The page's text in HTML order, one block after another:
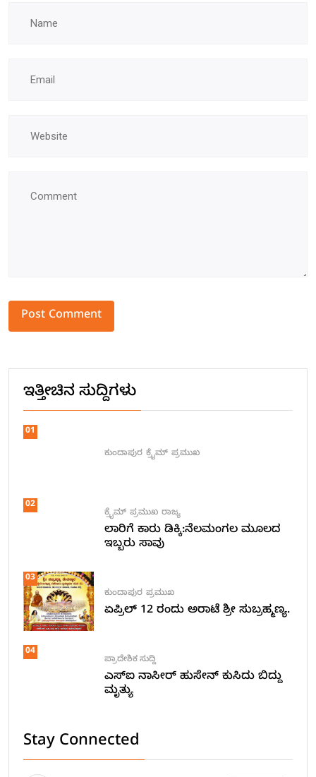
ಇತ್ತೀಚಿನ ಸುದ್ದಿಗಳು
01
ಕುಂದಾಪುರ ಕ್ರೈಮ್ ಪ್ರಮುಖ
02
ಕ್ರೈಮ್ ಪ್ರಮುಖ ರಾಜ್ಯ
ಲಾರಿಗೆ ಕಾರು ಡಿಕ್ಕಿ:ನೆಲಮಂಗಲ ಮೂಲದ
ಇಬ್ಬರು ಸಾವು
03
ಕುಂದಾಪುರ ಪ್ರಮುಖ
ಏಪ್ರಿಲ್ 12 ರಂದು ಅರಾಟೆ ಶ್ರೀ ಸುಬ್ರಹ್ಮಣ್ಯ.
04
ಪ್ರಾದೇಶಿಕ ಸುದ್ದಿ
ಎಸ್ಐ ನಾಸೀರ್ ಹುಸೇನ್ ಕುಸಿದು ಬಿದ್ದು
ಮೃತ್ಯು
Stay Connected